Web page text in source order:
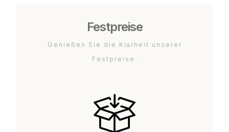
Festpreise
Genießen Sie die Klarheit unserer
Festpreise.